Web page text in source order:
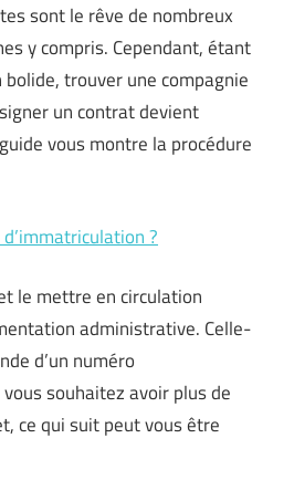
sont le rêve de nombreux
y compris. Cependant, étant
bolide, trouver une compagnie
un contrat devient
vous montre la procédure
?
le mettre en circulation
administrative. Celle-
d’un numéro
souhaitez avoir plus de
ce qui suit peut vous être